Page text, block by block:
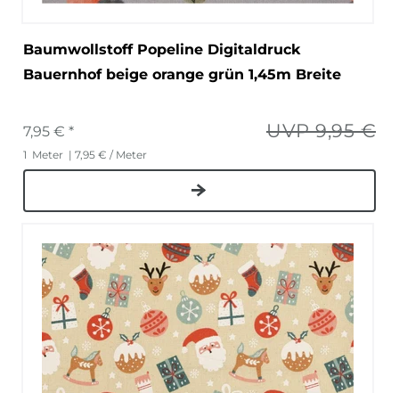
Baumwollstoff Popeline Digitaldruck
Bauernhof beige orange grün 1,45m Breite
UVP 9,95 €
7,95 € *
1 Meter | 7,95 € / Meter